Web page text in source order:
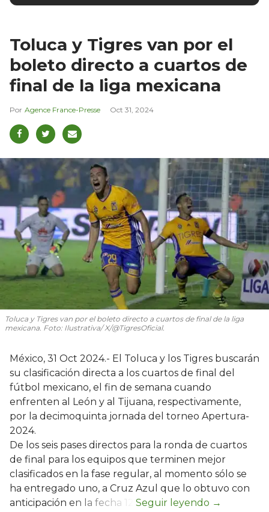
Toluca y Tigres van por el
boleto directo a cuartos de
final de la liga mexicana
Agence France-Presse Oct 31, 2024
Toluca y Tigres van por el boleto directo a cuartos de final de la liga
mexicana. Foto: Ilustrativa/ X/@TigresOficial.
México, 31 Oct 2024.- El Toluca y los Tigres buscarán
su clasificación directa a los cuartos de final del
fútbol mexicano, el fin de semana cuando
enfrenten al León y al Tijuana, respectivamente,
por la decimoquinta jornada del torneo Apertura-
2024.
De los seis pases directos para la ronda de cuartos
de final para los equipos que terminen mejor
clasificados en la fase regular, al momento sólo se
ha entregado uno, a Cruz Azul que lo obtuvo con
anticipación en la fecha 12.